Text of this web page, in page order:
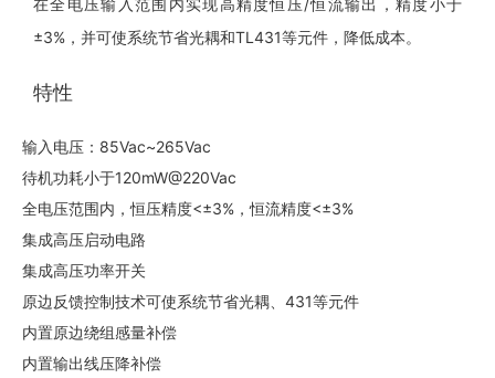
在全电压输入范围内实现高精度恒压/恒流输出，精度小于
±3%，并可使系统节省光耦和TL431等元件，降低成本。
特性
输入电压：85Vac~265Vac
待机功耗小于120mW@220Vac
全电压范围内，恒压精度<±3%，恒流精度<±3%
集成高压启动电路
集成高压功率开关
原边反馈控制技术可使系统节省光耦、431等元件
内置原边绕组感量补偿
内置输出线压降补偿